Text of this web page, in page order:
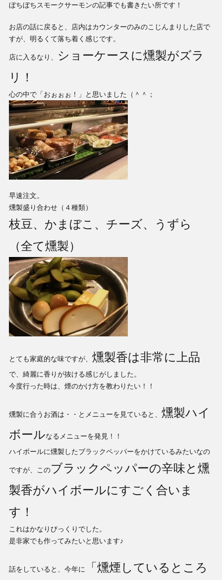
ぼちぼちスモークサーモンの記事でも書きたい所です！
お店の話に戻ると、店内はカウンターのみのこじんまりした店で
すが、明るくて落ち着く感じです。
店に入るなり、
ショーケースに燻製がズラ
リ！
心の中で「おぉぉぉ！」と思いました（＾＾；
早速注文。
燻製盛り合わせ（４種類）
枝豆、かまぼこ、チーズ、うずら
（全て燻製）
とても家庭的な味ですが、 燻製香は非常に上品
で、綺麗に香りが抜ける感じがしました。
今度行った時は、煙のかけ方を教わりたい！！
燻製に合うお酒は・・とメニューを見ていると、 燻製ハイ
ボールなるメニューを発見！！
ハイボールに燻製したブラックペッパーをかけているみたいなの
ですが、このブラックペッパーの辛味と燻
製香がハイボールにすごく合いま
す！
これはかなりびっくりでした。
是非家でも作ってみたいと思います♪
話をしていると、今年に
「燻煙しているところ